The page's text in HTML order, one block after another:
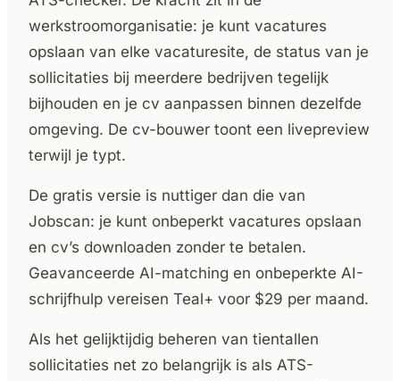
werkstroomorganisatie: je kunt vacatures
opslaan van elke vacaturesite, de status van je
sollicitaties bij meerdere bedrijven tegelijk
bijhouden en je cv aanpassen binnen dezelfde
omgeving. De cv-bouwer toont een livepreview
terwijl je typt.
De gratis versie is nuttiger dan die van
Jobscan: je kunt onbeperkt vacatures opslaan
en cv’s downloaden zonder te betalen.
Geavanceerde AI-matching en onbeperkte AI-
schrijfhulp vereisen Teal+ voor $29 per maand.
Als het gelijktijdig beheren van tientallen
sollicitaties net zo belangrijk is als ATS-